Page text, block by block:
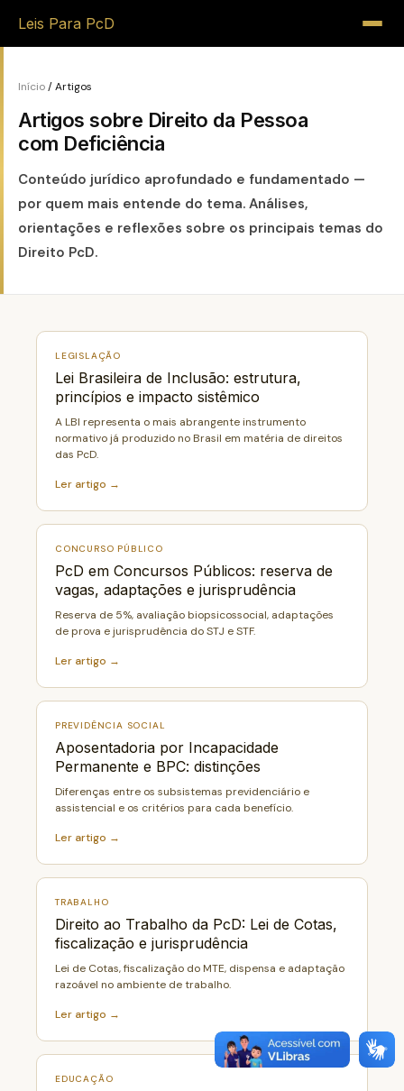
Leis Para PcD
Início/ Artigos
Artigos sobre Direito da Pessoa
com Deficiência
Conteúdo jurídico aprofundado e fundamentado —
por quem mais entende do tema. Análises,
orientações e reflexões sobre os principais temas do
Direito PcD.
LEGISLAÇÃO
Lei Brasileira de Inclusão: estrutura,
princípios e impacto sistêmico
A LBI representa o mais abrangente instrumento
normativo já produzido no Brasil em matéria de direitos
das PcD.
Ler artigo →
CONCURSO PÚBLICO
PcD em Concursos Públicos: reserva de
vagas, adaptações e jurisprudência
Reserva de 5%, avaliação biopsicossocial, adaptações
de prova e jurisprudência do STJ e STF.
Ler artigo →
PREVIDÊNCIA SOCIAL
Aposentadoria por Incapacidade
Permanente e BPC: distinções
Diferenças entre os subsistemas previdenciário e
assistencial e os critérios para cada benefício.
Ler artigo →
TRABALHO
Direito ao Trabalho da PcD: Lei de Cotas,
fiscalização e jurisprudência
Lei de Cotas, fiscalização do MTE, dispensa e adaptação
razoável no ambiente de trabalho.
Ler artigo →
EDUCAÇÃO